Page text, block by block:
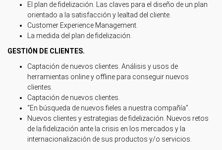
El plan de fidelización. Las claves para el diseño de un plan
orientado a la satisfacción y lealtad del cliente.
Customer Experience Management.
La medida del plan de fidelización.
GESTIÓN DE CLIENTES.
Captación de nuevos clientes. Análisis y usos de
herramientas online y offline para conseguir nuevos
clientes.
Captación de nuevos clientes.
“En búsqueda de nuevos fieles a nuestra compañía”.
Nuevos clientes y estrategias de fidelización. Nuevos retos
de la fidelización ante la crisis en los mercados y la
internacionalización de sus productos y/o servicios.